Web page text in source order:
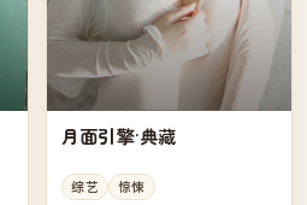
月面引擎·典藏
综艺 惊悚